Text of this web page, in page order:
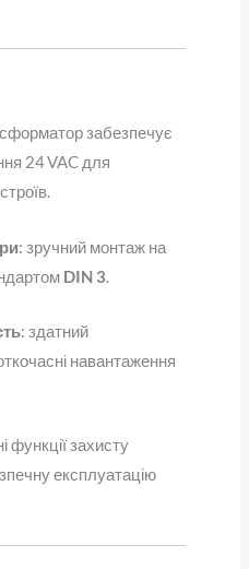
забезпечує
24 VAC для
: зручний монтаж на
DIN 3.
: здатний
навантаження
функції захисту
експлуатацію